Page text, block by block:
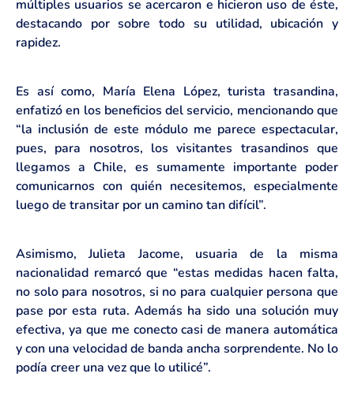
múltiples usuarios se acercaron e hicieron uso de éste,
destacando por sobre todo su utilidad, ubicación y
rapidez.
Es así como, María Elena López, turista trasandina,
enfatizó en los beneficios del servicio, mencionando que
“la inclusión de este módulo me parece espectacular,
pues, para nosotros, los visitantes trasandinos que
llegamos a Chile, es sumamente importante poder
comunicarnos con quién necesitemos, especialmente
luego de transitar por un camino tan difícil”.
Asimismo, Julieta Jacome, usuaria de la misma
nacionalidad remarcó que “estas medidas hacen falta,
no solo para nosotros, si no para cualquier persona que
pase por esta ruta. Además ha sido una solución muy
efectiva, ya que me conecto casi de manera automática
y con una velocidad de banda ancha sorprendente. No lo
podía creer una vez que lo utilicé”.